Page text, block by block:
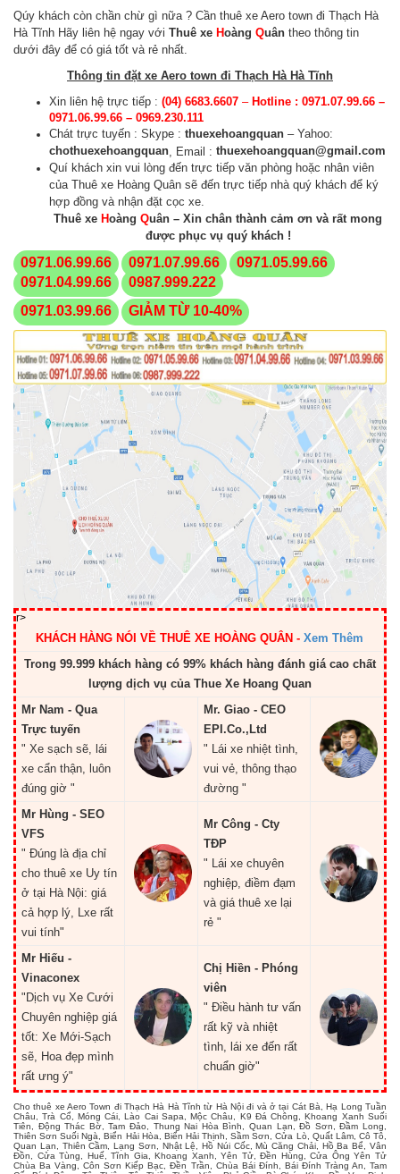
Qúy khách còn chần chừ gì nữa ? Cần thuê xe Aero town đi Thạch Hà
Hà Tĩnh Hãy liên hệ ngay với Thuê xe Hoàng Quân theo thông tin
dưới đây để có giá tốt và rẻ nhất.
Thông tin đặt xe Aero town đi Thạch Hà Hà Tĩnh
Xin liên hệ trực tiếp : (04) 6683.6607 – Hotline : 0971.07.99.66 –
0971.06.99.66 – 0969.230.111
Chát trực tuyến : Skype : thuexehoangquan – Yahoo:
chothuexehoangquan , Email : thuexehoangquan@gmail.com
Quí khách xin vui lòng đến trực tiếp văn phòng hoặc nhân viên
của Thuê xe Hoàng Quân sẽ đến trực tiếp nhà quý khách để ký
hợp đồng và nhận đặt cọc xe.
Thuê xe Hoàng Quân – Xin chân thành cảm ơn và rất mong
được phục vụ quý khách !
0971.06.99.66 0971.07.99.66
0971.05.99.66
0971.04.99.66
0987.999.222
0971.03.99.66
GIẢM TỪ 10-40%
r>
KHÁCH HÀNG NÓI VỀ THUÊ XE HOÀNG QUÂN - Xem Thêm
Trong 99.999 khách hàng có 99% khách hàng đánh giá cao chất
lượng dịch vụ của Thue Xe Hoang Quan
Mr Nam - Qua
Trực tuyến
" Xe sạch sẽ, lái
xe cẩn thận, luôn
đúng giờ "
Mr. Giao - CEO
EPI.Co.,Ltd
" Lái xe nhiệt tình,
vui vẻ, thông thạo
đường "
Mr Hùng - SEO
VFS
" Đúng là địa chỉ
cho thuê xe Uy tín
ở tại Hà Nội: giá
cả hợp lý, Lxe rất
vui tính"
Mr Công - Cty
TĐP
" Lái xe chuyên
nghiệp, điềm đạm
và giá thuê xe lại
rẻ "
Mr Hiếu -
Vinaconex
"Dịch vụ Xe Cưới
Chuyên nghiệp giá
tốt: Xe Mới-Sạch
sẽ, Hoa đẹp mình
rất ưng ý"
Chị Hiền - Phóng
viên
" Điều hành tư vấn
rất kỹ và nhiệt
tình, lái xe đến rất
chuẩn giờ"
Cho thuê xe Aero Town đi Thạch Hà Hà Tĩnh từ Hà Nội đi và ở tại Cát Bà, Hạ Long Tuần
Châu, Trà Cổ, Móng Cái, Lào Cai Sapa, Mộc Châu, K9 Đá Chông, Khoang Xanh Suối
Tiên, Động Thác Bờ, Tam Đảo, Thung Nai Hòa Bình, Quan Lạn, Đồ Sơn, Đầm Long,
Thiên Sơn Suối Ngà, Biển Hải Hòa, Biển Hải Thịnh, Sầm Sơn, Cửa Lò, Quất Lâm, Cô Tô,
Quan Lạn, Thiên Cầm, Lạng Sơn, Nhật Lệ, Hồ Núi Cốc, Mù Căng Chải, Hồ Ba Bể, Vân
Đồn, Cửa Tùng, Huế, Tĩnh Gia, Khoang Xanh, Yên Tử, Đền Hùng, Cửa Ông Yên Tử
Chùa Ba Vàng, Côn Sơn Kiếp Bạc, Đền Trần, Chùa Bái Đính, Bái Đính Tràng An, Tam